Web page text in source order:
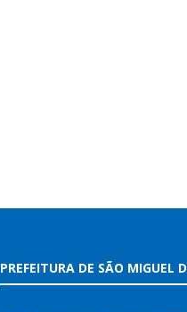
PREFEITURA DE SÃO MIGUEL